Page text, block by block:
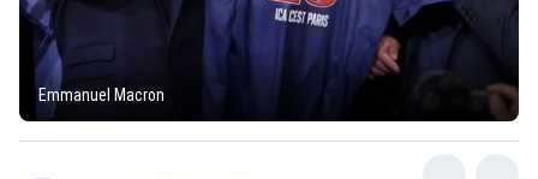
Emmanuel Macron